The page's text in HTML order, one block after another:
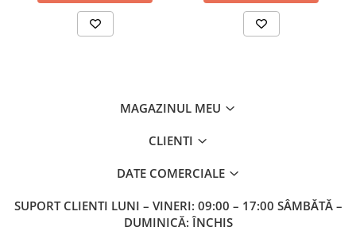
MAGAZINUL MEU
CLIENTI
DATE COMERCIALE
SUPORT CLIENTI LUNI – VINERI: 09:00 – 17:00 SÂMBĂTĂ –
DUMINICĂ: ÎNCHIS